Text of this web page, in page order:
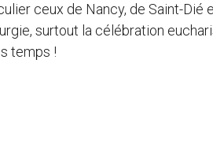
ceux de Nancy, de Saint-Dié
surtout la célébration
temps !